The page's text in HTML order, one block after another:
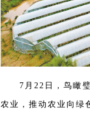
7月22日，鸟瞰璧
农业，推动农业向绿